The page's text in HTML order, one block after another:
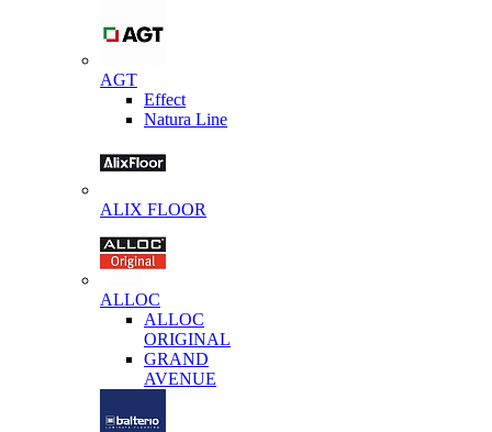
AGT
Effect
Natura Line
ALIX FLOOR
ALLOC
ALLOC
ORIGINAL
GRAND
AVENUE